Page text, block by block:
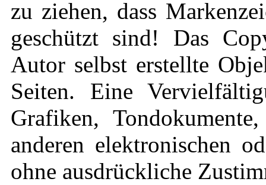
zu ziehen, dass
geschützt sind! Das
Autor selbst erstellte
Seiten. Eine
Grafiken,
anderen elektronischen
ohne ausdrückliche